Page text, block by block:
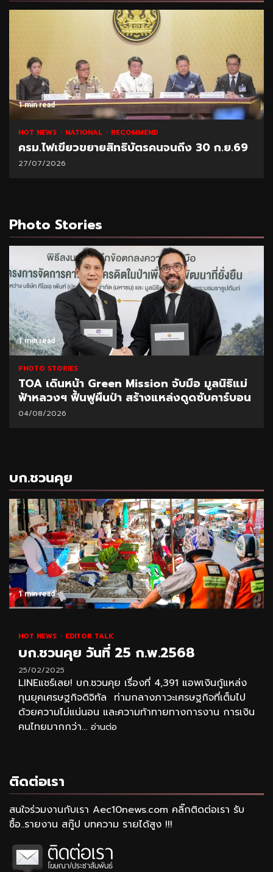
1 min read
HOT NEWS NATIONAL RECOMMEND
ครม.ไฟเขียวขยายสิทธิบัตรคนจนถึง 30 ก.ย.69
27/07/2026
Photo Stories
1 min read
PHOTO STORIES
TOA เดินหน้า Green Mission จับมือ มูลนิธิแม่
ฟ้าหลวงฯ ฟื้นฟูผืนป่า สร้างแหล่งดูดซับคาร์บอน
04/08/2026
บก.ชวนคุย
1 min read
HOT NEWS EDITOR TALK
บก.ชวนคุย วันที่ 25 ก.พ.2568
25/02/2025
LINEแชร์เลย! บก.ชวนคุย เรื่องที่ 4,391 แอพเงินกู้แหล่ง
ทุนยุคเศรษฐกิจดิจิทัล ท่ามกลางภาวะเศรษฐกิจที่เต็มไป
ด้วยความไม่แน่นอน และความท้าทายทางการงาน การเงิน
คนไทยมากกว่า... อ่านต่อ
ติดต่อเรา
สนใจร่วมงานกับเรา Aec10news.com คลิ๊กติดต่อเรา รับ
ซื้อ..รายงาน สกู๊ป บทความ รายได้สูง !!!